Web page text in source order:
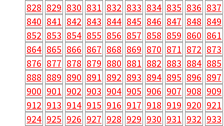
828 829 830 831 832 833 834 835 836 837
840 841 842 843 844 845 846 847 848 849
852 853 854 855 856 857 858 859 860 861
864 865 866 867 868 869 870 871 872 873
876 877 878 879 880 881 882 883 884 885
888 889 890 891 892 893 894 895 896 897
900 901 902 903 904 905 906 907 908 909
912 913 914 915 916 917 918 919 920 921
924 925 926 927 928 929 930 931 932 933